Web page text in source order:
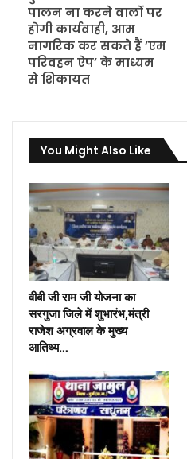
पालन ना करने वालों पर
होगी कार्यवाही, आम
नागरिक कर सकते हैं ’एम
परिवहन ऐप’ के माध्यम
से शिकायत
You Might Also Like
वीबी जी राम जी योजना का
सरगुजा जिले में शुभारंभ,मंत्री
राजेश अग्रवाल के मुख्य
आतिथ्य…